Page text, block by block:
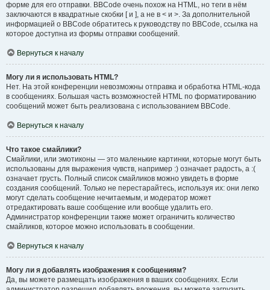
форме для его отправки. BBCode очень похож на HTML, но теги в нём
заключаются в квадратные скобки [ и ], а не в < и >. За дополнительной
информацией о BBCode обратитесь к руководству по BBCode, ссылка на
которое доступна из формы отправки сообщений.
Вернуться к началу
Могу ли я использовать HTML?
Нет. На этой конференции невозможны отправка и обработка HTML-кода
в сообщениях. Большая часть возможностей HTML по форматированию
сообщений может быть реализована с использованием BBCode.
Вернуться к началу
Что такое смайлики?
Смайлики, или эмотиконы — это маленькие картинки, которые могут быть
использованы для выражения чувств, например :) означает радость, а :(
означает грусть. Полный список смайликов можно увидеть в форме
создания сообщений. Только не перестарайтесь, используя их: они легко
могут сделать сообщение нечитаемым, и модератор может
отредактировать ваше сообщение или вообще удалить его.
Администратор конференции также может ограничить количество
смайликов, которое можно использовать в сообщении.
Вернуться к началу
Могу ли я добавлять изображения к сообщениям?
Да, вы можете размещать изображения в ваших сообщениях. Если